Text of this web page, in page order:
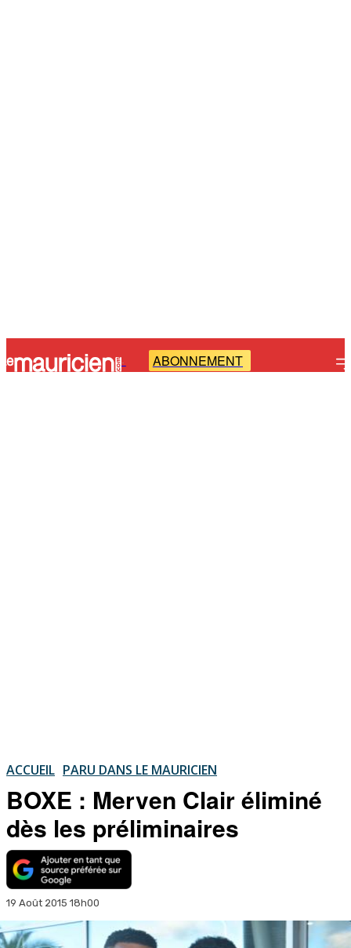
- ABONNEMENT
ACCUEIL PARU DANS LE MAURICIEN
BOXE : Merven Clair éliminé
dès les préliminaires
19 Août 2015 18h00